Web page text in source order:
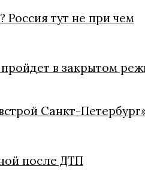
тут не при чем
в закрытом
Санкт-
после ДТП